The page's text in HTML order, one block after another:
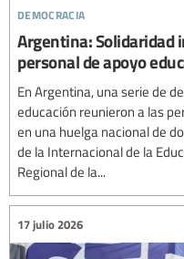
democracia
Argentina: Solidaridad
personal de apoyo
En Argentina, una serie de
educación reunieron a las
en una huelga nacional de
de la Internacional de la
Regional de la...
17 julio 2026